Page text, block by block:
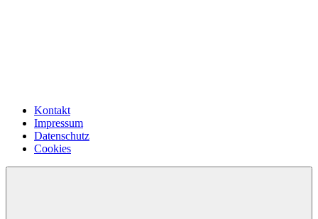
Kontakt
Impressum
Datenschutz
Cookies